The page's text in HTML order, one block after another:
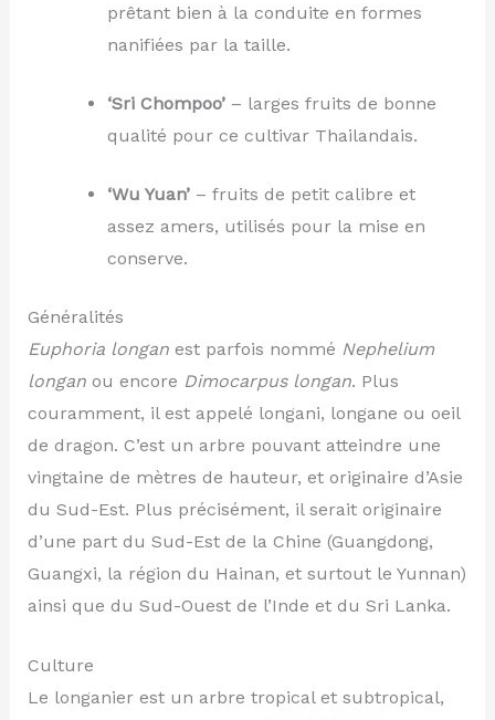
prêtant bien à la conduite en formes
nanifiées par la taille.
‘Sri Chompoo’– larges fruits de bonne
qualité pour ce cultivar Thailandais.
‘Wu Yuan’– fruits de petit calibre et
assez amers, utilisés pour la mise en
conserve.
Généralités
Euphoria longanest parfois nommé Nephelium
longanou encore Dimocarpus longan. Plus
couramment, il est appelé longani, longane ou oeil
de dragon. C’est un arbre pouvant atteindre une
vingtaine de mètres de hauteur, et originaire d’Asie
du Sud-Est. Plus précisément, il serait originaire
d’une part du Sud-Est de la Chine (Guangdong,
Guangxi, la région du Hainan, et surtout le Yunnan)
ainsi que du Sud-Ouest de l’Inde et du Sri Lanka.
Culture
Le longanier est un arbre tropical et subtropical,